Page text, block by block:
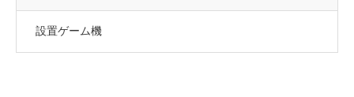
設置ゲーム機